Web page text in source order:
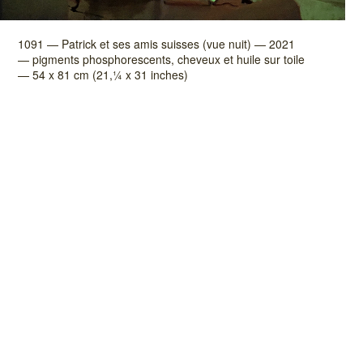
1091 — Patrick et ses amis suisses (vue nuit) — 2021
— pigments phosphorescents, cheveux et huile sur toile
— 54 x 81 cm (21,¼ x 31 inches)